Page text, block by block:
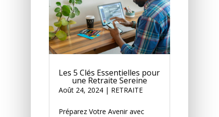
Les 5 Clés Essentielles pour
une Retraite Sereine
Août 24, 2024 | RETRAITE
Préparez Votre Avenir avec